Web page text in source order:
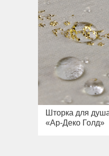
Шторка для
«Ар-Деко Голд»